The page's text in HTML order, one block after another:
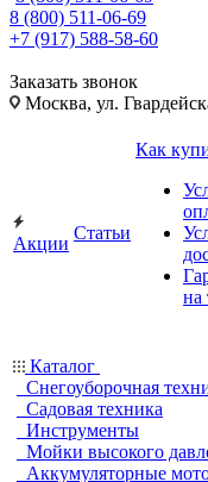
8 (800) 511-06-69
+7 (917) 588-58-60
Заказать звонок
Москва, ул.
Акции
Статьи
Как
на
Каталог
Снегоуборочная
Садовая техника
Инструменты
Мойки высокого
Аккумуляторные